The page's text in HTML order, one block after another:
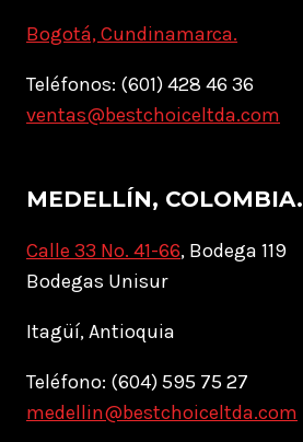
Bogotá, Cundinamarca.
Teléfonos: (601) 428 46 36
ventas@bestchoiceltda.com
MEDELLÍN, COLOMBIA.
Calle 33 No. 41-66, Bodega 119
Bodegas Unisur
Itagüí, Antioquia
Teléfono: (604) 595 75 27
medellin@bestchoiceltda.com